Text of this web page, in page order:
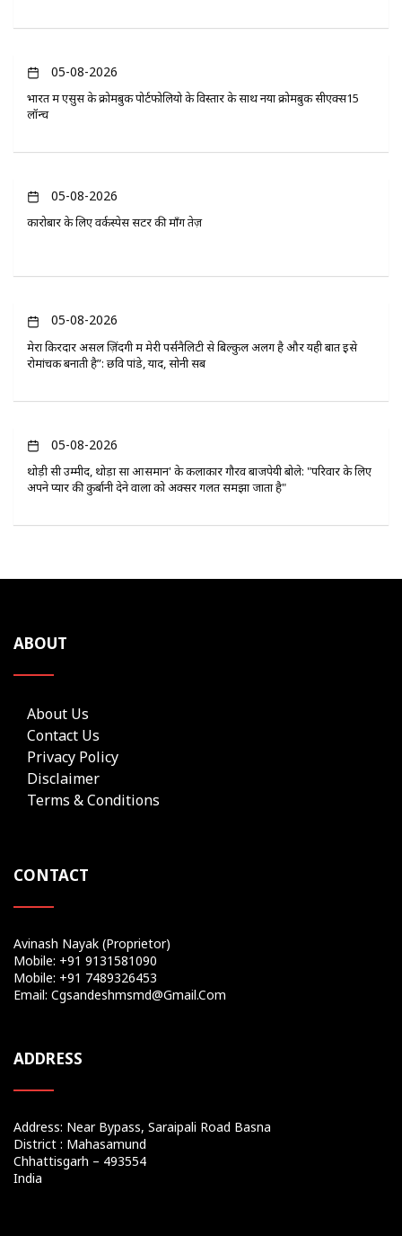
05-08-2026
भारत में एसुस के क्रोमबुक पोर्टफोलियो के विस्तार के साथ नया क्रोमबुक सीएक्स15
लॉन्च
05-08-2026
कारोबार के लिए वर्कस्पेस सेंटर की माँग तेज़
05-08-2026
मेरा किरदार असल ज़िंदगी में मेरी पर्सनैलिटी से बिल्कुल अलग है और यही बात इसे
रोमांचक बनाती है”: छवि पांडे, यादें, सोनी सब
05-08-2026
थोड़ी सी उम्मीद, थोड़ा सा आसमान' के कलाकार गौरव बाजपेयी बोले: "परिवार के लिए
अपने प्यार की कुर्बानी देने वालों को अक्सर गलत समझा जाता है"
ABOUT
About Us
Contact Us
Privacy Policy
Disclaimer
Terms & Conditions
CONTACT
Avinash Nayak (Proprietor)
Mobile: +91 9131581090
Mobile: +91 7489326453
Email: Cgsandeshmsmd@gmail.com
ADDRESS
Address: Near Bypass, Saraipali Road Basna
District : Mahasamund
Chhattisgarh – 493554
India